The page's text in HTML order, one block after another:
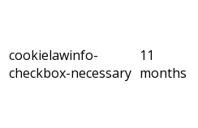
cookielawinfo-
checkbox-necessary
11
months